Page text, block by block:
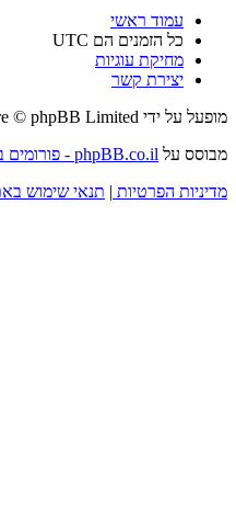
עמוד ראשי
כל הזמנים הם UTC
מחיקת עוגיות
יצירת קשר
מופעל על ידי © phpBB Limited
מבוסס על phpBB.co.il - פורומים בעברית
מדיניות הפרטיות | תנאי שימוש